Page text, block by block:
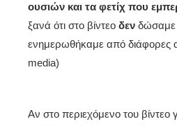
ουσιών και τα φετίχ που
ξανά ότι στο βίντεο δεν δώσαμε
ενημερωθήκαμε από διάφορες
media)
Αν στο περιεχόμενο του βίντεο